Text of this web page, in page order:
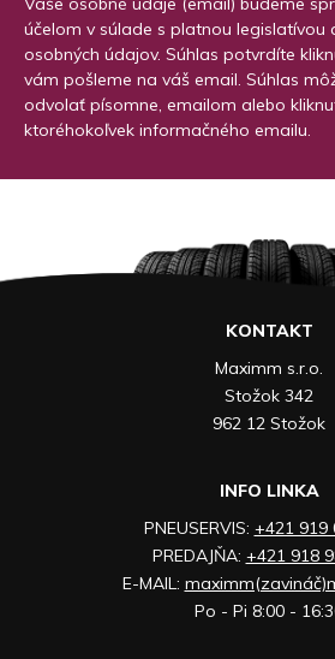
účelom v súlade s platnou
osobných údajov. Súhlas potvrdíte
vám pošleme na váš email. Súhlas
odvolať písomne, emailom alebo
ktoréhokoľvek informačného emailu.
KONTAKT
Maximm s.r.o.
Stožok 342
962 12 Stožok
INFO LINKA
PNEUSERVIS: +421 919
PREDAJŇA: +421 918
E-MAIL:
Po - Pi 8:00 -